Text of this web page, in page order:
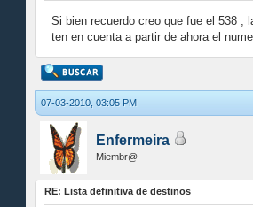
Si bien recuerdo creo que fue el 538 ,
ten en cuenta a partir de ahora el
07-03-2010, 03:05 PM
Enfermeira
Miembr@
RE: Lista definitiva de destinos